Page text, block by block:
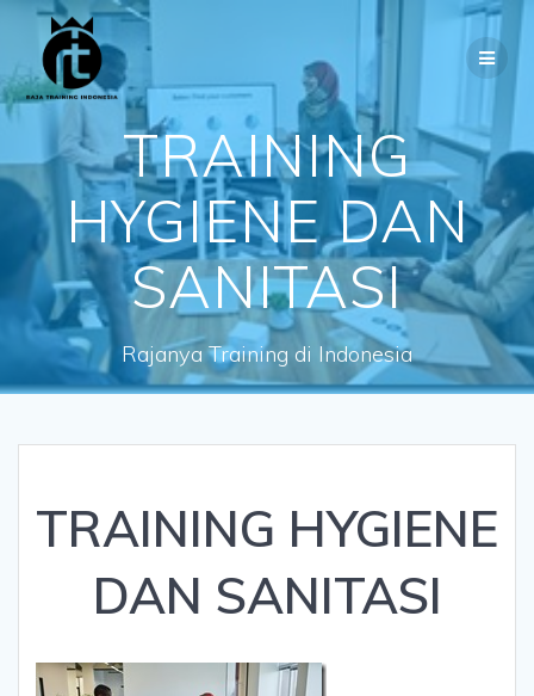
content
TRAINING
HYGIENE DAN
SANITASI
Rajanya Training di Indonesia
TRAINING HYGIENE
DAN SANITASI